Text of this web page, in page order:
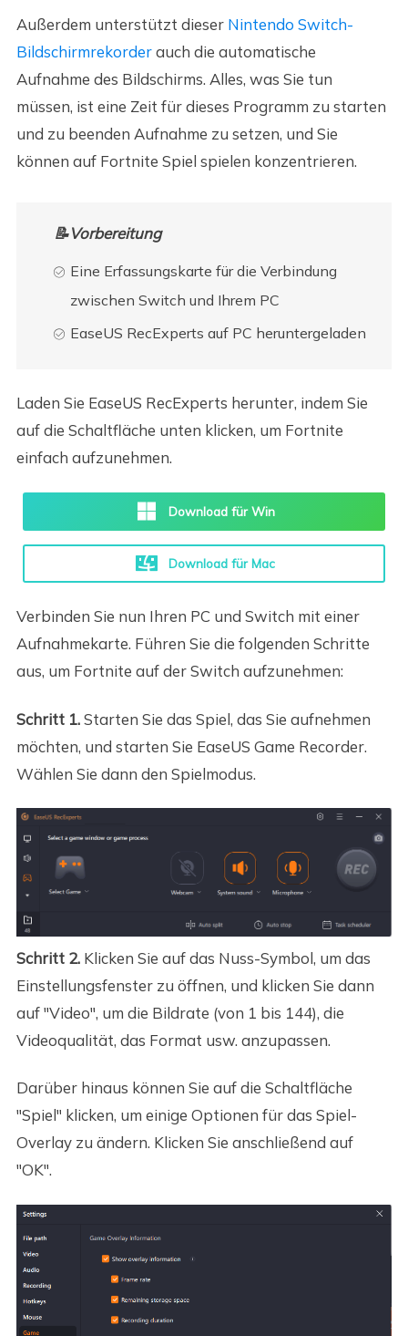
Außerdem unterstützt dieser Nintendo Switch-
Bildschirmrekorderauch die automatische
Aufnahme des Bildschirms. Alles, was Sie tun
müssen, ist eine Zeit für dieses Programm zu starten
und zu beenden Aufnahme zu setzen, und Sie
können auf Fortnite Spiel spielen konzentrieren.
📝Vorbereitung
Eine Erfassungskarte für die Verbindung
zwischen Switch und Ihrem PC
EaseUS RecExperts auf PC heruntergeladen
Laden Sie EaseUS RecExperts herunter, indem Sie
auf die Schaltfläche unten klicken, um Fortnite
einfach aufzunehmen.
Download für Win
Download für Mac
Verbinden Sie nun Ihren PC und Switch mit einer
Aufnahmekarte. Führen Sie die folgenden Schritte
aus, um Fortnite auf der Switch aufzunehmen:
Schritt 1.Starten Sie das Spiel, das Sie aufnehmen
möchten, und starten Sie EaseUS Game Recorder.
Wählen Sie dann den Spielmodus.
Schritt 2. Klicken Sie auf das Nuss-Symbol, um das
Einstellungsfenster zu öffnen, und klicken Sie dann
auf "Video", um die Bildrate (von 1 bis 144), die
Videoqualität, das Format usw. anzupassen.
Darüber hinaus können Sie auf die Schaltfläche
"Spiel" klicken, um einige Optionen für das Spiel-
Overlay zu ändern. Klicken Sie anschließend auf
"OK".